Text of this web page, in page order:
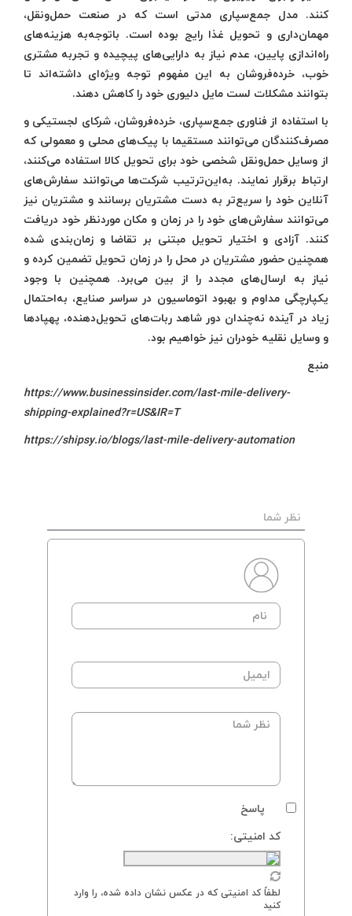
کنند. مدل جمع‌سپاری مدتی است که در صنعت حمل‌ونقل،
مهمان‌داری و تحویل غذا رایج بوده است. باتوجه‌به هزینه‌های
راه‌اندازی پایین، عدم نیاز به دارایی‌های پیچیده و تجربه مشتری
خوب، خرده‌فروشان به این مفهوم توجه ویژه‌ای داشته‌اند تا
بتوانند مشکلات لست مایل دلیوری خود را کاهش دهند.
با استفاده از فناوری جمع‌سپاری، خرده‌فروشان، شرکای لجستیکی و
مصرف‌کنندگان می‌توانند مستقیما با پیک‌های محلی و معمولی که
از وسایل حمل‌ونقل شخصی خود برای تحویل کالا استفاده می‌کنند،
ارتباط برقرار نمایند. به‌این‌ترتیب شرکت‌ها می‌توانند سفارش‌های
آنلاین خود را سریع‌تر به دست مشتریان برسانند و مشتریان نیز
می‌توانند سفارش‌های خود را در زمان و مکان موردنظر خود دریافت
کنند. آزادی و اختیار تحویل مبتنی بر تقاضا و زمان‌بندی شده
همچنین حضور مشتریان در محل را در زمان تحویل تضمین کرده و
نیاز به ارسال‌های مجدد را از بین می‌برد. همچنین با وجود
یکپارچگی مداوم و بهبود اتوماسیون در سراسر صنایع، به‌احتمال
زیاد در آینده نه‌چندان دور شاهد ربات‌های تحویل‌دهنده، پهپادها
و وسایل نقلیه خودران نیز خواهیم بود.
منبع
https://www.businessinsider.com/last-mile-delivery-
shipping-explained?r=US&IR=T
https://shipsy.io/blogs/last-mile-delivery-automation
نظر شما
پاسخ
کد امنیتی:
لطفاً کد امنیتی که در عکس نشان داده شده، را وارد
کنید